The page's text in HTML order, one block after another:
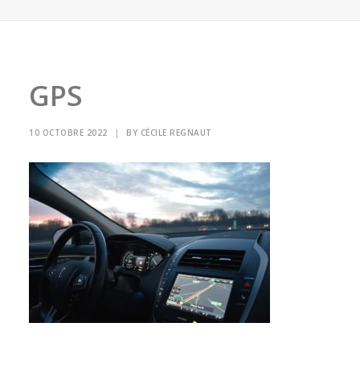
GPS
10 OCTOBRE 2022 | BY CÉCILE REGNAUT